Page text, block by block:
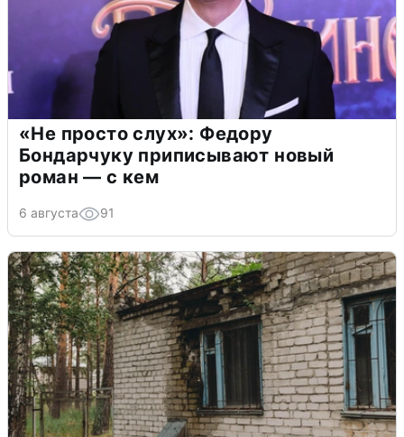
«Не просто слух»: Федору
Бондарчуку приписывают новый
роман — с кем
6 августа 91